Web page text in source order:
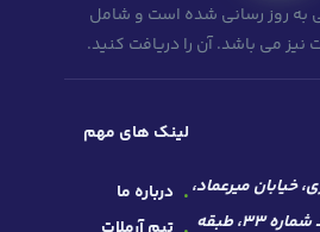
به روز رسانی شده است و شامل
می باشد. آن را دریافت کنید.
خیابان میرعماد،
روبروی سفارت هند شماره 33، طبقه
لینک های مهم
درباره ما